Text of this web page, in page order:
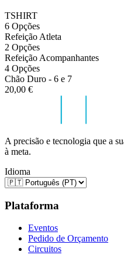
TSHIRT
6 Opções
Refeição Atleta
2 Opções
Refeição Acompanhantes
4 Opções
Chão Duro - 6 e 7
20,00 €
A precisão e tecnologia que a
à meta.
Idioma
Plataforma
Eventos
Pedido de Orçamento
Circuitos